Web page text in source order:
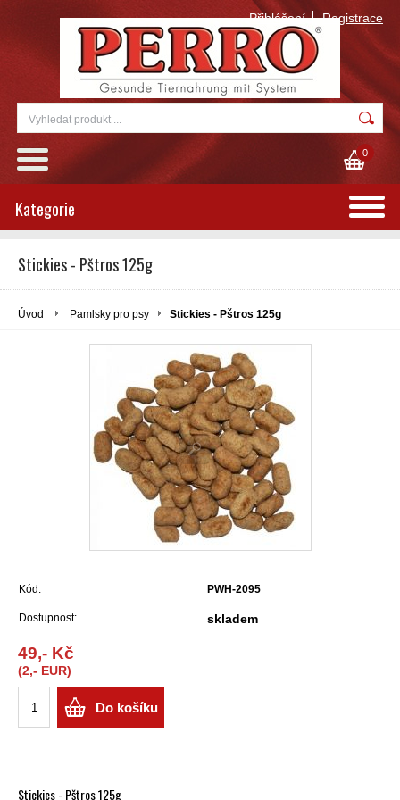
Přihlášení Registrace
0
Kategorie
Stickies - Pštros 125g
Úvod Pamlsky pro psy Stickies - Pštros 125g
Kód: PWH-2095
Dostupnost: skladem
49,- Kč
(2,- EUR)
Do košíku
Stickies - Pštros 125g